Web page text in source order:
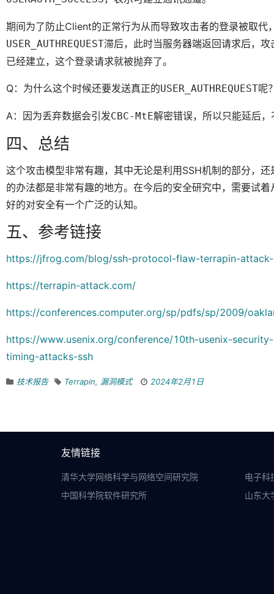
期间为了防止Client的正常行为从而导致攻击者的登录被取
USER_AUTHREQUEST滞后，此时当服务器端返回请求后，
已经建立，这个登录请求就被抛弃了。
Q：为什么这个时候还要发送真正的USER_AUTHREQUEST呢
A：因为丢弃数据会引发CBC-MtE解密错误，所以只能延后，
四、总结
这个攻击模型非常有趣，其中无论是利用SSH机制的部分，
的办法都是非常有趣的地方。在今后的安全研究中，需要试
好的对安全有一个广泛的认知。
五、参考链接
https://jfrog.com/blog/ssh-protocol-flaw-terrapin-
https://terrapin-attack.com/
https://conferences.computer.org/sp/pdfs/sp/2009/
https://www.usenix.org/conference/10th-usenix-
timing-attacks-ssh
技术报告 Terrapin, 漏洞模式 2024年2月1日
友情链接
清华大学网络科学与网络空间研究院
电子科
中国科学院软件研究所
山东大